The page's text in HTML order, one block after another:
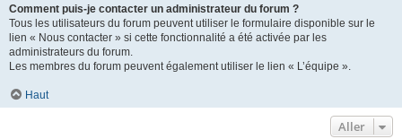
Comment puis-je contacter un administrateur du forum ?
Tous les utilisateurs du forum peuvent utiliser le formulaire disponible sur le
lien « Nous contacter » si cette fonctionnalité a été activée par les
administrateurs du forum.
Les membres du forum peuvent également utiliser le lien « L’équipe ».
Haut
Aller